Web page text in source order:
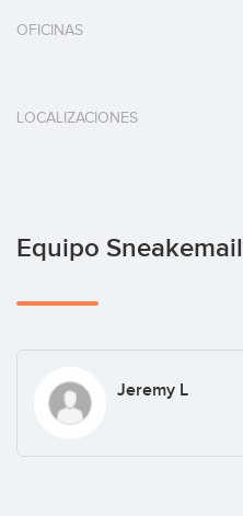
OFICINAS
LOCALIZACIONES
Equipo Sneakemail
Jeremy L